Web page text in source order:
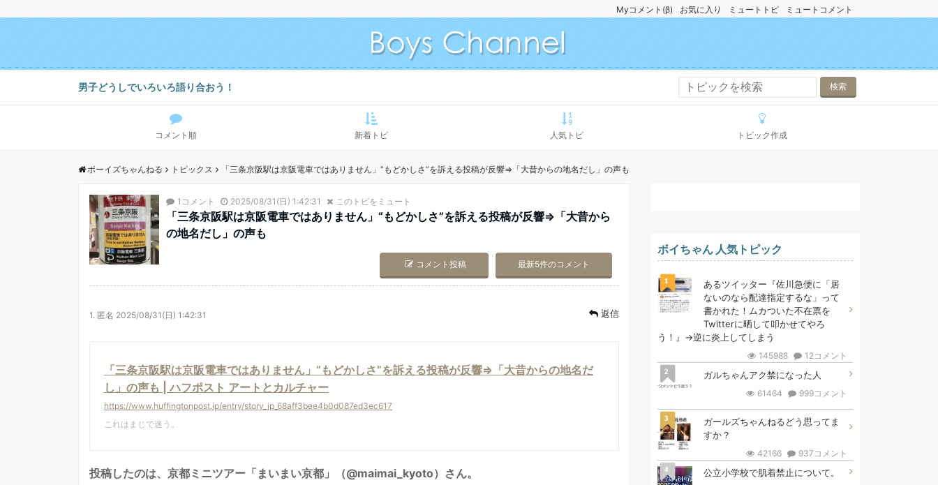
ミュートコメント
ミュートトピ
お気に入り
Myコメント(β)
男子どうしでいろいろ語り合おう！
コメント順 新着トピ 人気トピ トピック作成
ボーイズちゃんねる トピックス 「三条京阪駅は京阪電車ではありません」“もどかしさ”を訴える投稿が反響⇒「大昔からの地名だし」の声も
1コメント 2025/08/31(日) 1:42:31 このトピをミュート
「三条京阪駅は京阪電車ではありません」“もどかしさ”を訴える投稿が反響⇒「大昔から
の地名だし」の声も
コメント投稿 最新5件のコメント
1. 匿名 2025/08/31(日) 1:42:31 返信
「三条京阪駅は京阪電車ではありません」“もどかしさ”を訴える投稿が反響⇒「大昔からの地名だ
し」の声も | ハフポスト アートとカルチャー
https://www.huffingtonpost.jp/entry/story_jp_68aff3bee4b0d087ed3ec617
これはまじで迷う。
投稿したのは、京都ミニツアー「まいまい京都」（@maimai_kyoto）さん。
ボイちゃん 人気トピック
1
あるツイッター『佐川急便に「居
ないのなら配達指定するな」って
書かれた！ムカついた不在票を
Twitterに晒して叩かせてやろ
う！』→逆に炎上してしまう
145988 12コメント
2 ガルちゃんアク禁になった人
61464 999コメント
3
ガールズちゃんねるどう思ってま
すか？
42166 937コメント
4 公立小学校で肌着禁止について。